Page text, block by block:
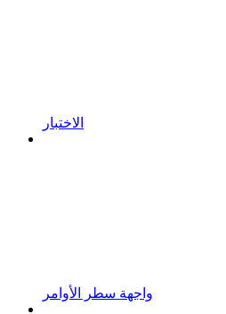
الاختبار
واجهة سطر الأوامر